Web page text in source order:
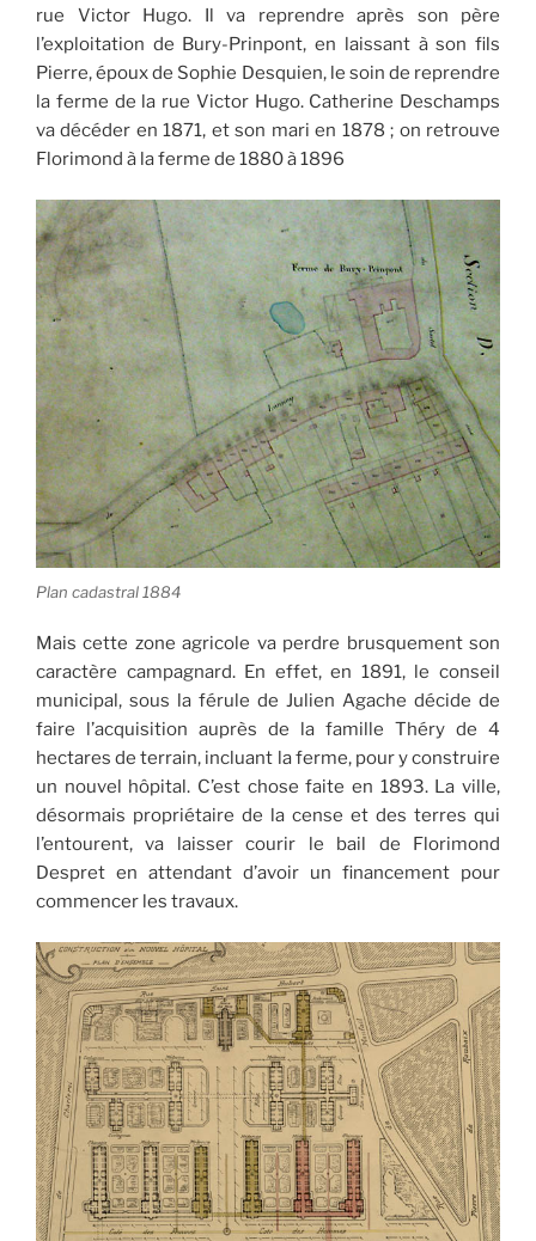
rue Victor Hugo. Il va reprendre après son père
l’exploitation de Bury-Prinpont, en laissant à son fils
Pierre, époux de Sophie Desquien, le soin de reprendre
la ferme de la rue Victor Hugo. Catherine Deschamps
va décéder en 1871, et son mari en 1878 ; on retrouve
Florimond à la ferme de 1880 à 1896
Plan cadastral 1884
Mais cette zone agricole va perdre brusquement son
caractère campagnard. En effet, en 1891, le conseil
municipal, sous la férule de Julien Agache décide de
faire l’acquisition auprès de la famille Théry de 4
hectares de terrain, incluant la ferme, pour y construire
un nouvel hôpital. C’est chose faite en 1893. La ville,
désormais propriétaire de la cense et des terres qui
l’entourent, va laisser courir le bail de Florimond
Despret en attendant d’avoir un financement pour
commencer les travaux.